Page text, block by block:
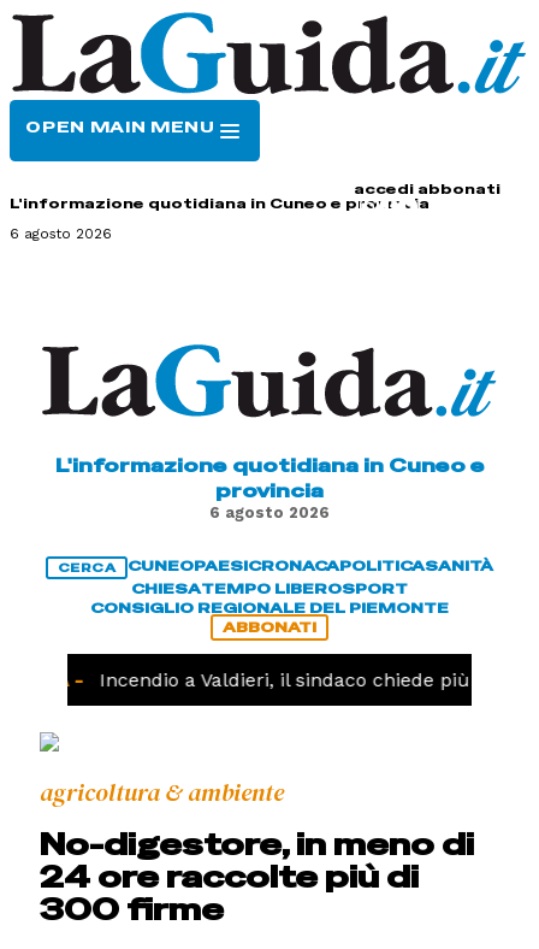
OPEN MAIN MENU
accedi abbonati
L'informazione quotidiana in Cuneo e provincia
6 agosto 2026
L'informazione quotidiana in Cuneo e
provincia
6 agosto 2026
CERCA CUNEOPAESICRONACAPOLITICASANITÀ
CHIESATEMPO LIBEROSPORT
CONSIGLIO REGIONALE DEL PIEMONTE
ABBONATI
- Incendio a Valdieri, il sindaco chiede più
agricoltura & ambiente
No-digestore, in meno di
24 ore raccolte più di
300 firme